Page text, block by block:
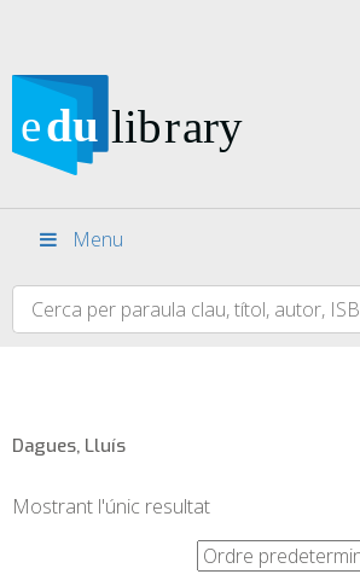
Menu
Dagues, Lluís
Mostrant l'únic resultat